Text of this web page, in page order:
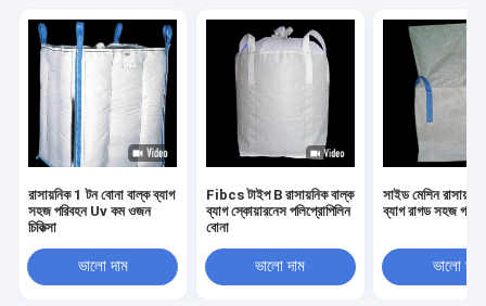
রাসায়নিক 1 টন বোনা বাল্ক ব্যাগ
সহজ পরিবহন Uv কম ওজন
চিকিত্সা
ভালো দাম
Fibcs টাইপ B রাসায়নিক বাল্ক
ব্যাগ স্কোয়ারনেস পলিপ্রোপিলিন
বোনা
ভালো দাম
সাইড মেশিন
ব্যাগ রাগড সহজ গঠন
ভালো দাম